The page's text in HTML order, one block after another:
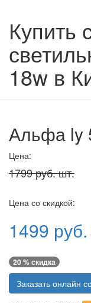
Купить
18w в
Альфа ly
Цена:
1799 руб. шт.
Цена со скидкой:
1499
20 % скидка
Заказать онлайн